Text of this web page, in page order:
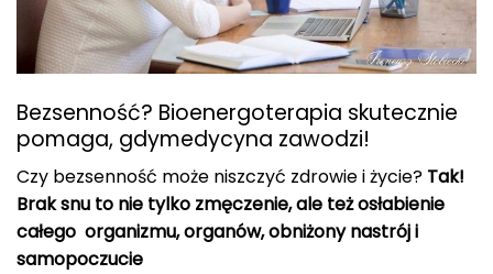
Bezsenność? Bioenergoterapia skutecznie
pomaga, gdymedycyna zawodzi!
Czy bezsenność może niszczyć zdrowie i życie? Tak!
Brak snu to nie tylko zmęczenie, ale też osłabienie
całego organizmu, organów, obniżony nastrój i
samopoczucie